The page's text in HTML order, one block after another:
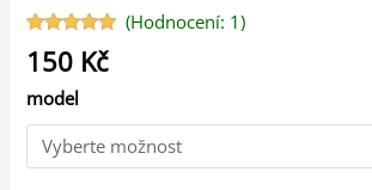
Hodnoceno
5.00z 5 na
1
hodnocení
(Hodnocení: 1)
150 Kč
model